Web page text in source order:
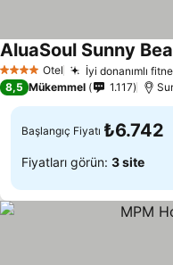
4 Yıldız Otel İyi donanımlı
AluaSoul Sunny
8,5 Mükemmel 1.117
Başlangıç Fiyatı ₺6.742
Fiyatları görün: 3 site